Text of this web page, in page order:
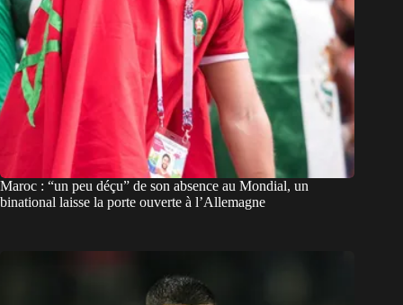
Maroc : “un peu déçu” de son absence au Mondial, un
binational laisse la porte ouverte à l’Allemagne